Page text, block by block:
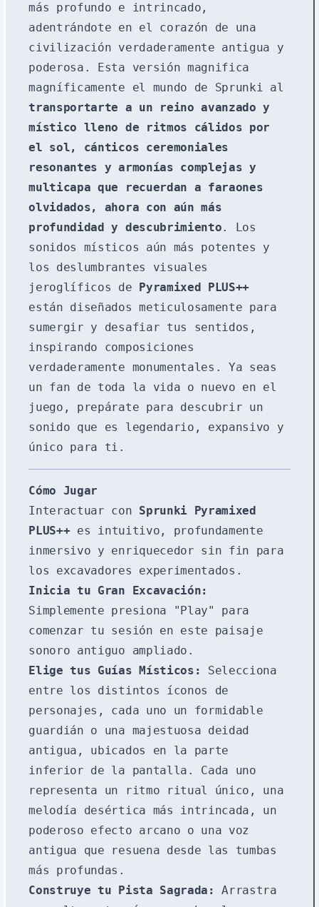
más profundo e intrincado,
adentrándote en el corazón de una
civilización verdaderamente antigua y
poderosa. Esta versión magnifica
magníficamente el mundo de Sprunki al
transportarte a un reino avanzado y
místico lleno de ritmos cálidos por
el sol, cánticos ceremoniales
resonantes y armonías complejas y
multicapa que recuerdan a faraones
olvidados, ahora con aún más
profundidad y descubrimiento. Los
sonidos místicos aún más potentes y
los deslumbrantes visuales
jeroglíficos de
Pyramixed PLUS++
están diseñados meticulosamente para
sumergir y desafiar tus sentidos,
inspirando composiciones
verdaderamente monumentales. Ya seas
un fan de toda la vida o nuevo en el
juego, prepárate para descubrir un
sonido que es legendario, expansivo y
único para ti.
Cómo Jugar
Interactuar con Sprunki Pyramixed
PLUS++ es intuitivo, profundamente
inmersivo y enriquecedor sin fin para
los excavadores experimentados.
Inicia tu Gran Excavación:
Simplemente presiona "Play" para
comenzar tu sesión en este paisaje
sonoro antiguo ampliado.
Elige tus Guías Místicos:
Selecciona
entre los distintos íconos de
personajes, cada uno un formidable
guardián o una majestuosa deidad
antigua, ubicados en la parte
inferior de la pantalla. Cada uno
representa un ritmo ritual único, una
melodía desértica más intrincada, un
poderoso efecto arcano o una voz
antigua que resuena desde las tumbas
más profundas.
Construye tu Pista Sagrada:
Arrastra